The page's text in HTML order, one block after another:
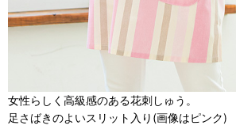
女性らしく高級感のある花刺しゅう。
足さばきのよいスリット入り(画像はピンク)